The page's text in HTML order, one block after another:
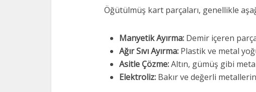
Öğütülmüş kart parçaları, genellikle
Manyetik Ayırma: Demir içeren
Ağır Sıvı Ayırma: Plastik ve metal
Asitle Çözme:Altın, gümüş gibi
Elektroliz: Bakır ve değerli